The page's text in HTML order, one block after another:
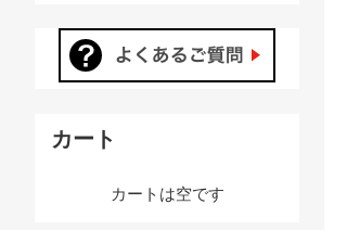
カート
カートは空です